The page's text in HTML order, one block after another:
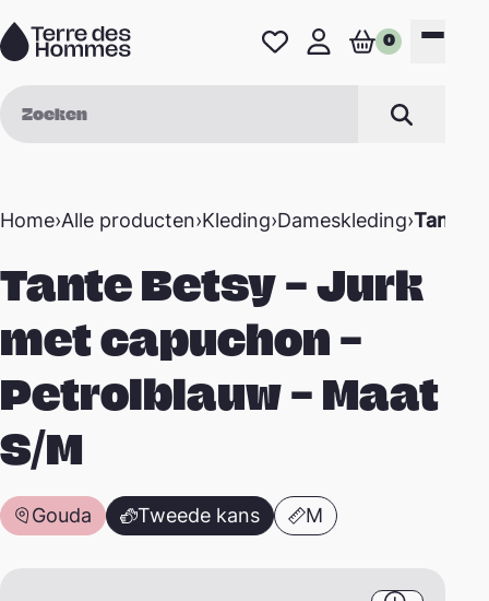
Favorieten
Mijn profiel
0
Zoeken
Home›Alle producten›Kleding›Dameskleding›Tante
Tante Betsy – Jurk
met capuchon –
Petrolblauw – Maat
S/M
Gouda Tweede kans M